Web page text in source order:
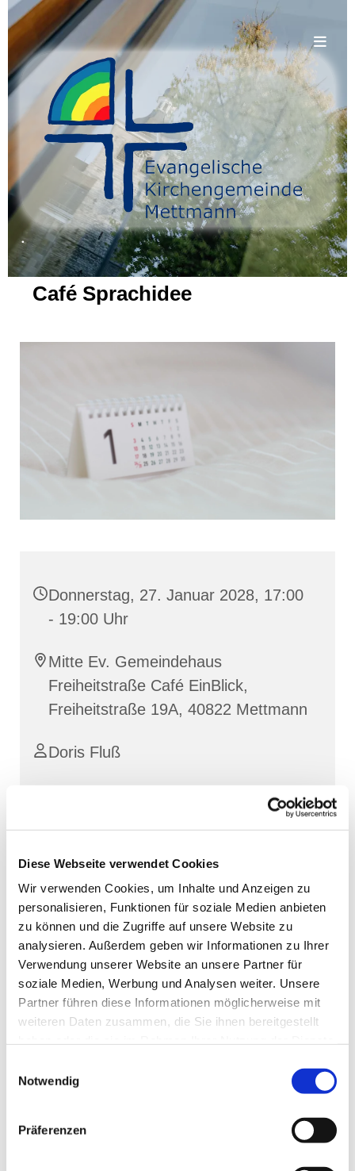
Diese Webseite verwendet Cookies
Wir verwenden Cookies, um Inhalte und Anzeigen zu
personalisieren, Funktionen für soziale Medien anbieten
zu können und die Zugriffe auf unsere Website zu
analysieren. Außerdem geben wir Informationen zu Ihrer
Verwendung unserer Website an unsere Partner für
soziale Medien, Werbung und Analysen weiter. Unsere
Partner führen diese Informationen möglicherweise mit
weiteren Daten zusammen, die Sie ihnen bereitgestellt
Notwendig
Präferenzen
.
Café Sprachidee
Donnerstag, 27. Januar 2028, 17:00
- 19:00 Uhr
Mitte Ev. Gemeindehaus
Freiheitstraße Café EinBlick,
Freiheitstraße 19A, 40822 Mettmann
Doris Fluß